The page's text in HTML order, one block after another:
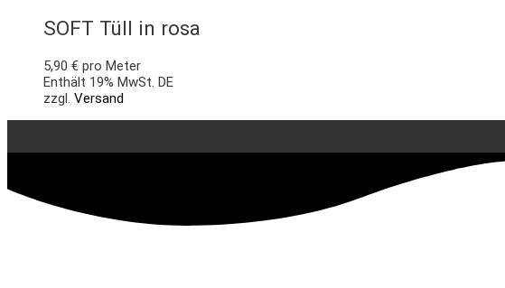
SOFT Tüll in rosa
5,90 € pro Meter
Enthält 19% MwSt. DE
zzgl. Versand